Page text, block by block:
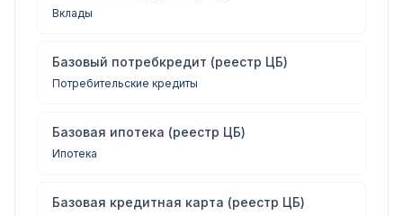
Вклады
Базовый потребкредит (реестр ЦБ)
Потребительские кредиты
Базовая ипотека (реестр ЦБ)
Ипотека
Базовая кредитная карта (реестр ЦБ)